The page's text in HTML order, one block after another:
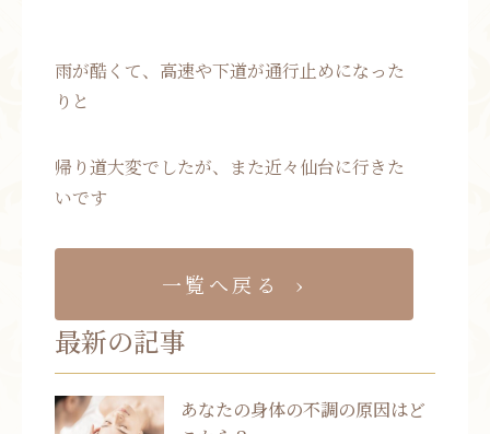
雨が酷くて、高速や下道が通行止めになった
りと
帰り道大変でしたが、また近々仙台に行きた
いです
一覧へ戻る
最新の記事
あなたの身体の不調の原因はど